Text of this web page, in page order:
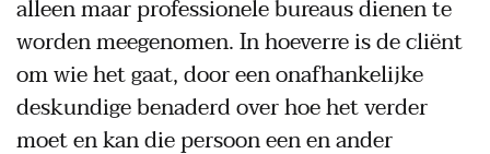
alleen maar professionele bureaus dienen te
worden meegenomen. In hoeverre is de cliënt
om wie het gaat, door een onafhankelijke
deskundige benaderd over hoe het verder
moet en kan die persoon een en ander